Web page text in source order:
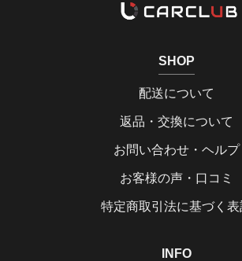
SHOP
配送について
返品・交換について
お問い合わせ・ヘルプ
お客様の声・口コミ
特定商取引法に基づく表
INFO